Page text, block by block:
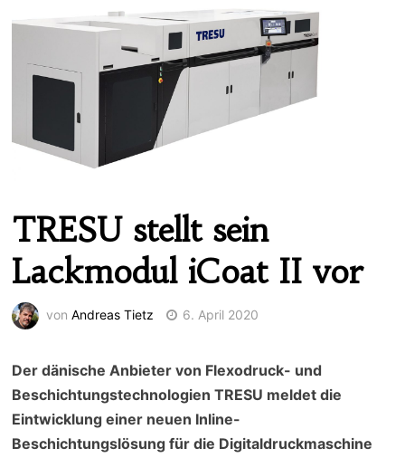
TRESU stellt sein
Lackmodul iCoat II vor
von Andreas Tietz 6. April 2020
Der dänische Anbieter von Flexodruck- und
Beschichtungstechnologien TRESU meldet die
Eintwicklung einer neuen Inline-
Beschichtungslösung für die Digitaldruckmaschine